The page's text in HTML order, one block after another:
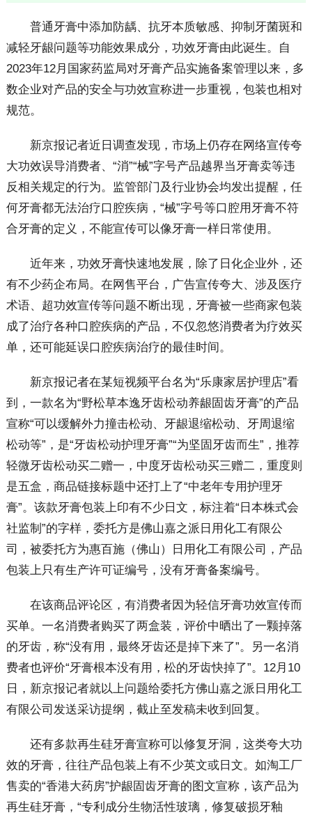
普通牙膏中添加防龋、抗牙本质敏感、抑制牙菌斑和
减轻牙龈问题等功能效果成分，功效牙膏由此诞生。自
2023年12月国家药监局对牙膏产品实施备案管理以来，多
数企业对产品的安全与功效宣称进一步重视，包装也相对
规范。
新京报记者近日调查发现，市场上仍存在网络宣传夸
大功效误导消费者、“消”“械”字号产品越界当牙膏卖等违
反相关规定的行为。监管部门及行业协会均发出提醒，任
何牙膏都无法治疗口腔疾病，“械”字号等口腔用牙膏不符
合牙膏的定义，不能宣传可以像牙膏一样日常使用。
近年来，功效牙膏快速地发展，除了日化企业外，还
有不少药企布局。在网售平台，广告宣传夸大、涉及医疗
术语、超功效宣传等问题不断出现，牙膏被一些商家包装
成了治疗各种口腔疾病的产品，不仅忽悠消费者为疗效买
单，还可能延误口腔疾病治疗的最佳时间。
新京报记者在某短视频平台名为“乐康家居护理店”看
到，一款名为“野松草本逸牙齿松动养龈固齿牙膏”的产品
宣称“可以缓解外力撞击松动、牙龈退缩松动、牙周退缩
松动等”，是“牙齿松动护理牙膏”“为坚固牙齿而生”，推荐
轻微牙齿松动买二赠一，中度牙齿松动买三赠二，重度则
是五盒，商品链接标题中还打上了“中老年专用护理牙
膏”。该款牙膏包装上印有不少日文，标注着“日本株式会
社监制”的字样，委托方是佛山嘉之派日用化工有限公
司，被委托方为惠百施（佛山）日用化工有限公司，产品
包装上只有生产许可证编号，没有牙膏备案编号。
在该商品评论区，有消费者因为轻信牙膏功效宣传而
买单。一名消费者购买了两盒装，评价中晒出了一颗掉落
的牙齿，称“没有用，最终牙齿还是掉下来了”。另一名消
费者也评价“牙膏根本没有用，松的牙齿快掉了”。12月10
日，新京报记者就以上问题给委托方佛山嘉之派日用化工
有限公司发送采访提纲，截止至发稿未收到回复。
还有多款再生硅牙膏宣称可以修复牙洞，这类夸大功
效的牙膏，往往产品包装上有不少英文或日文。如淘工厂
售卖的“香港大药房”护龈固齿牙膏的图文宣称，该产品为
再生硅牙膏，“专利成分生物活性玻璃，修复破损牙釉